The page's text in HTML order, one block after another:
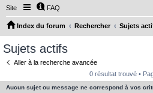
Site FAQ
Index du forum Rechercher Sujets
Sujets actifs
Aller à la recherche avancée
0 résultat trouvé •
Aucun sujet ou message ne correspond à vos